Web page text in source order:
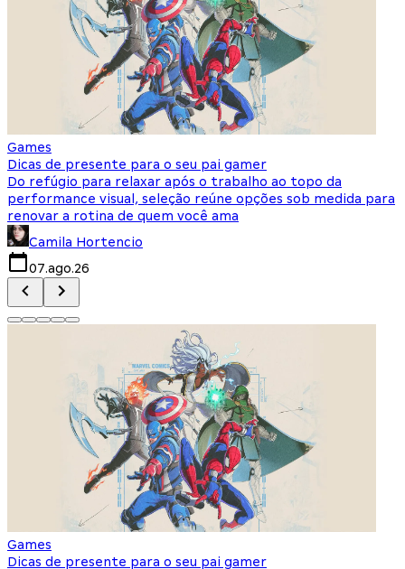
Games
Dicas de presente para o seu pai gamer
Do refúgio para relaxar após o trabalho ao topo da
performance visual, seleção reúne opções sob medida para
renovar a rotina de quem você ama
Camila Hortencio
07.ago.26
Games
Dicas de presente para o seu pai gamer